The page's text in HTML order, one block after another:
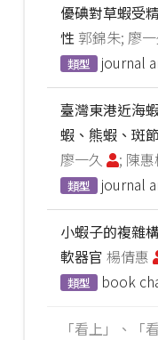
優碘對草蝦受
性 郭錦朱; 廖
類型 journal
臺灣東港近海
蝦、熊蝦、斑
廖一久
; 陳
類型 journal
小蝦子的複雜
軟器官 楊倩惠
類型 book
「看上」、「